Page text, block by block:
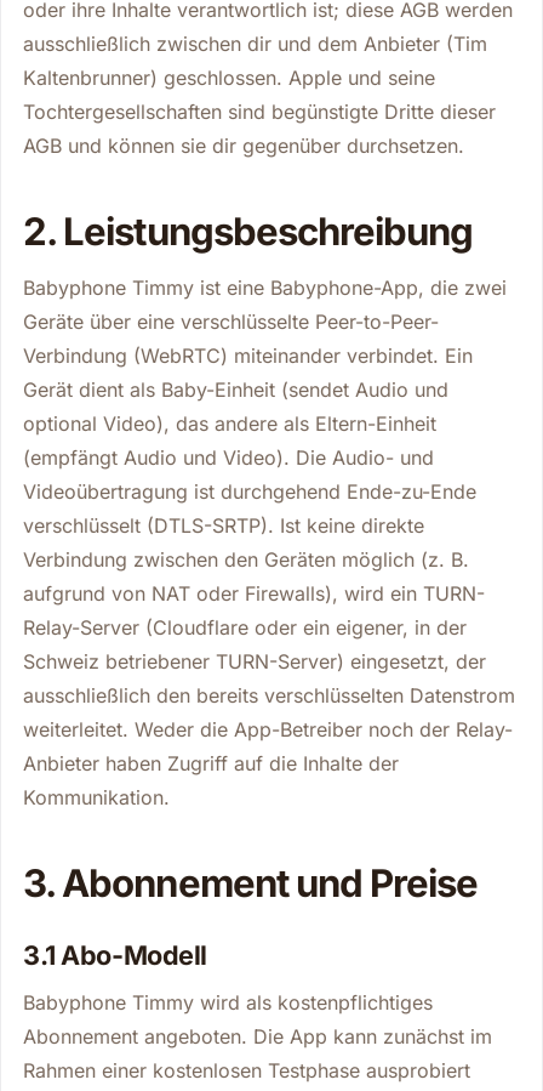
oder ihre Inhalte verantwortlich ist; diese AGB werden
ausschließlich zwischen dir und dem Anbieter (Tim
Kaltenbrunner) geschlossen. Apple und seine
Tochtergesellschaften sind begünstigte Dritte dieser
AGB und können sie dir gegenüber durchsetzen.
2. Leistungsbeschreibung
Babyphone Timmy ist eine Babyphone-App, die zwei
Geräte über eine verschlüsselte Peer-to-Peer-
Verbindung (WebRTC) miteinander verbindet. Ein
Gerät dient als Baby-Einheit (sendet Audio und
optional Video), das andere als Eltern-Einheit
(empfängt Audio und Video). Die Audio- und
Videoübertragung ist durchgehend Ende-zu-Ende
verschlüsselt (DTLS-SRTP). Ist keine direkte
Verbindung zwischen den Geräten möglich (z. B.
aufgrund von NAT oder Firewalls), wird ein TURN-
Relay-Server (Cloudflare oder ein eigener, in der
Schweiz betriebener TURN-Server) eingesetzt, der
ausschließlich den bereits verschlüsselten Datenstrom
weiterleitet. Weder die App-Betreiber noch der Relay-
Anbieter haben Zugriff auf die Inhalte der
Kommunikation.
3. Abonnement und Preise
3.1 Abo-Modell
Babyphone Timmy wird als kostenpflichtiges
Abonnement angeboten. Die App kann zunächst im
Rahmen einer kostenlosen Testphase ausprobiert